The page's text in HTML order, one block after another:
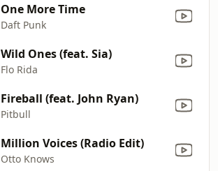
One More Time
Daft Punk
Wild Ones (feat. Sia)
Flo Rida
Fireball (feat. John Ryan)
Pitbull
Million Voices (Radio Edit)
Otto Knows